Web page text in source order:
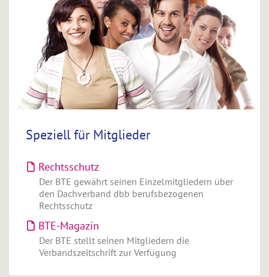
Speziell für Mitglieder
Rechtsschutz
Der BTE gewährt seinen Einzelmitgliedern über
den Dachverband dbb berufsbezogenen
Rechtsschutz
BTE-Magazin
Der BTE stellt seinen Mitgliedern die
Verbandszeitschrift zur Verfügung